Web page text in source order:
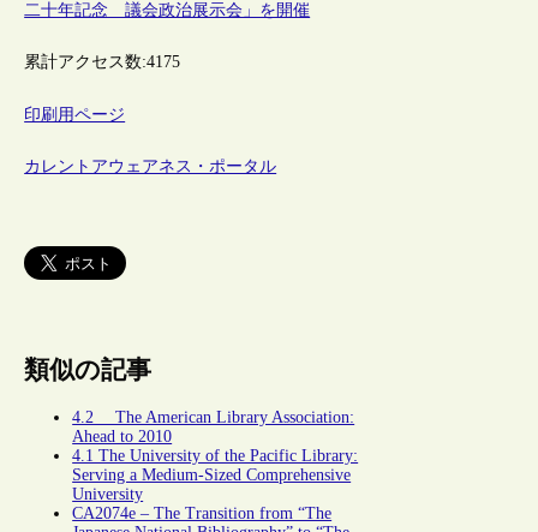
二十年記念 議会政治展示会」を開催
累計アクセス数:4175
印刷用ページ
カレントアウェアネス・ポータル
類似の記事
4.2 The American Library Association:
Ahead to 2010
4.1 The University of the Pacific Library:
Serving a Medium-Sized Comprehensive
University
CA2074e – The Transition from “The